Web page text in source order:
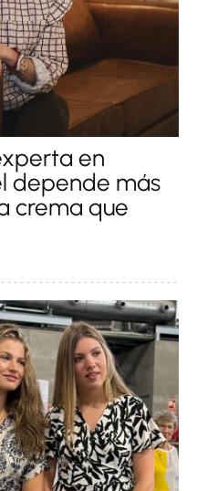
en
depende más
crema que